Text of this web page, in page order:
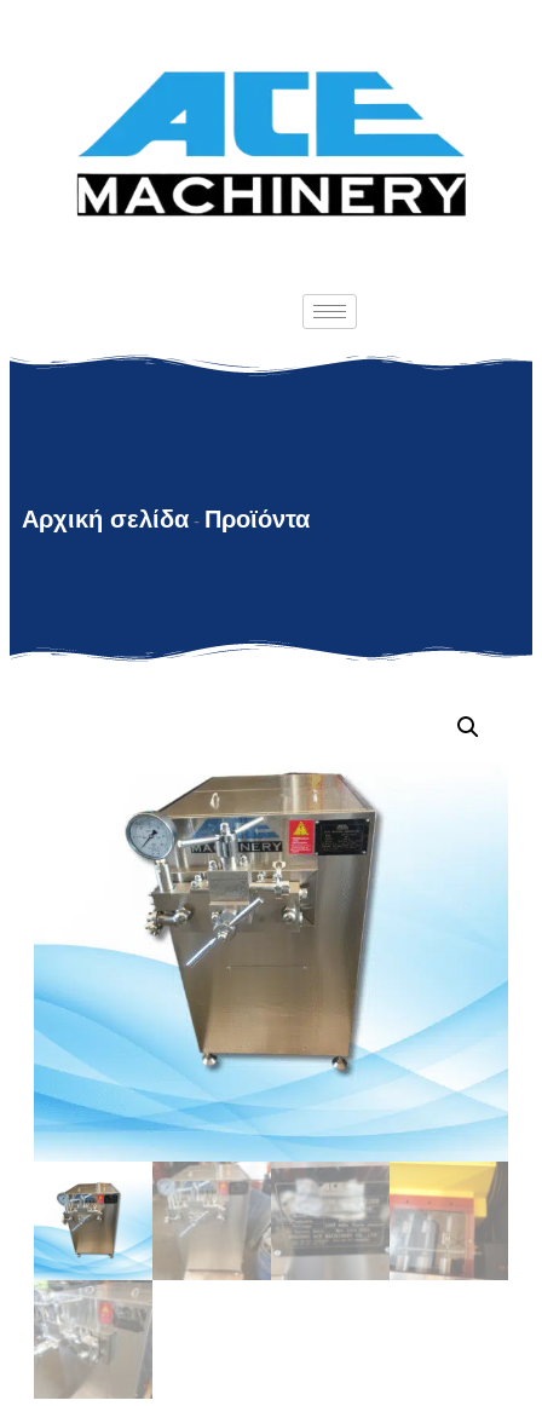
Αρχική σελίδα - Προϊόντα